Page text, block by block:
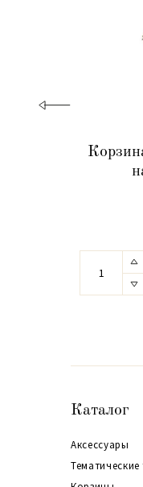
Каталог
Аксессуары